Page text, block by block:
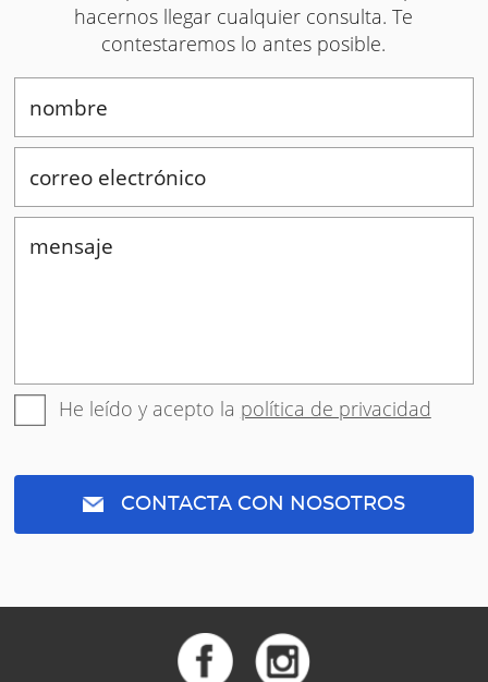
hacernos llegar cualquier consulta. Te
contestaremos lo antes posible.
He leído y acepto la política de privacidad
CONTACTA CON NOSOTROS